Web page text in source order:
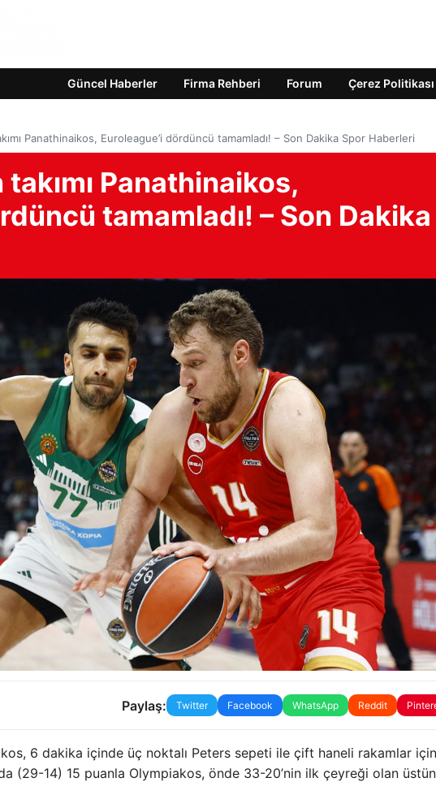
Güncel Haberler Firma Rehberi Forum Çerez Politikası
Panathinaikos, Euroleague’i dördüncü tamamladı! – Son Dakika Spor Haberleri
takımı Panathinaikos,
tamamladı! – Son Dakika
Paylaş: Twitter Facebook WhatsApp Reddit
6 dakika içinde üç noktalı Peters sepeti ile çift haneli rakamlar
(29-14) 15 puanla Olympiakos, önde 33-20’nin ilk çeyreği olan